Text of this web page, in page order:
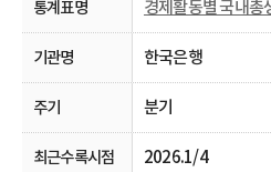
한국은행
분기
2026.1/4